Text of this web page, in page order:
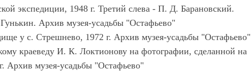
экспедиции, 1948 г. Третий слева - П. Д. Барановский.
Архив музея-усадьбы "Остафьево"
у с. Стрешнево, 1972 г. Архив музея-усадьбы "Остафьево"
краеведу И. К. Локтионову на фотографии, сделанной на
Архив музея-усадьбы "Остафьево"